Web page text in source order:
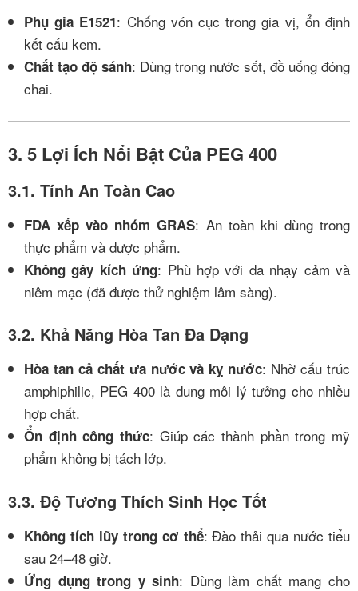
Phụ gia E1521: Chống vón cục trong gia vị, ổn định
kết cấu kem.
Chất tạo độ sánh: Dùng trong nước sốt, đồ uống đóng
chai.
3. 5 Lợi Ích Nổi Bật Của PEG 400
3.1. Tính An Toàn Cao
FDA xếp vào nhóm GRAS: An toàn khi dùng trong
thực phẩm và dược phẩm.
Không gây kích ứng: Phù hợp với da nhạy cảm và
niêm mạc (đã được thử nghiệm lâm sàng).
3.2. Khả Năng Hòa Tan Đa Dạng
Hòa tan cả chất ưa nước và kỵ nước: Nhờ cấu trúc
amphiphilic, PEG 400 là dung môi lý tưởng cho nhiều
hợp chất.
Ổn định công thức: Giúp các thành phần trong mỹ
phẩm không bị tách lớp.
3.3. Độ Tương Thích Sinh Học Tốt
Không tích lũy trong cơ thể: Đào thải qua nước tiểu
sau 24–48 giờ.
Ứng dụng trong y sinh: Dùng làm chất mang cho